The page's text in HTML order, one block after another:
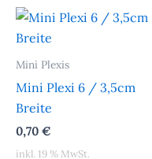
Mini Plexis
Mini Plexi 6 / 3,5cm
Breite
0,70 €
inkl. 19 % MwSt.